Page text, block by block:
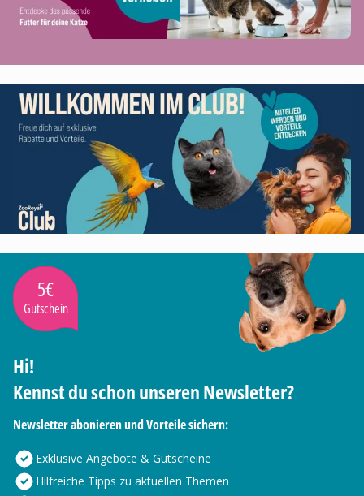
5€
Gutschein
Hi!
Kennst du schon unseren Newsletter?
Newsletter abonieren und Vorteile sichern:
Exklusive Angebote & Gutscheine
Hilfreiche Tipps zu aktuellen Themen